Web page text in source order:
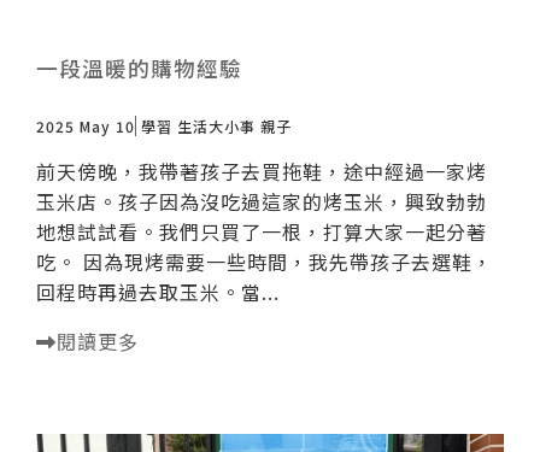
一段溫暖的購物經驗
2025 May 10 學習 生活大小事 親子
前天傍晚，我帶著孩子去買拖鞋，途中經過一家烤
玉米店。孩子因為沒吃過這家的烤玉米，興致勃勃
地想試試看。我們只買了一根，打算大家一起分著
吃。 因為現烤需要一些時間，我先帶孩子去選鞋，
回程時再過去取玉米。當...
閱讀更多